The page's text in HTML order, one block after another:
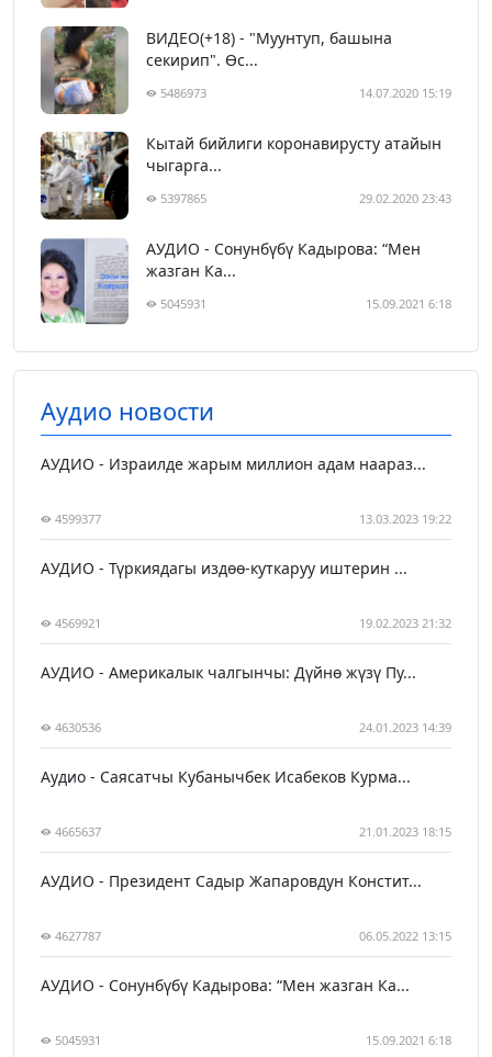
ВИДЕО(+18) - "Муунтуп, башына
секирип". Өс...
5486973 14.07.2020 15:19
Кытай бийлиги коронавирусту атайын
чыгарга...
5397865 29.02.2020 23:43
АУДИО - Сонунбүбү Кадырова: “Мен
жазган Ка...
5045931 15.09.2021 6:18
Аудио новости
АУДИО - Израилде жарым миллион адам наараз...
4599377 13.03.2023 19:22
АУДИО - Түркиядагы издөө-куткаруу иштерин ...
4569921 19.02.2023 21:32
АУДИО - Америкалык чалгынчы: Дүйнө жүзү Пу...
4630536 24.01.2023 14:39
Аудио - Саясатчы Кубанычбек Исабеков Курма...
4665637 21.01.2023 18:15
АУДИО - Президент Садыр Жапаровдун Констит...
4627787 06.05.2022 13:15
АУДИО - Сонунбүбү Кадырова: “Мен жазган Ка...
5045931 15.09.2021 6:18